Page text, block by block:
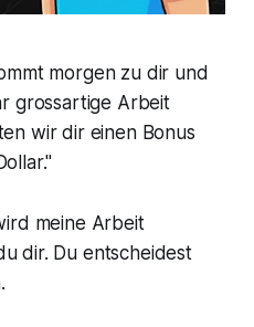
morgen zu dir und
grossartige Arbeit
wir dir einen Bonus
meine Arbeit
dir. Du entscheidest